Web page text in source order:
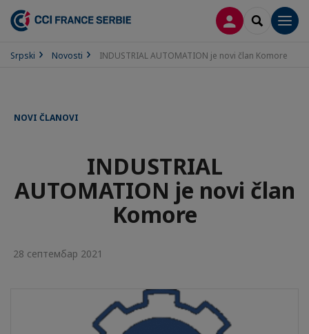
PRIJAVASEARCH
Srpski Novosti INDUSTRIAL AUTOMATION je novi član Komore
NOVI ČLANOVI
INDUSTRIAL
AUTOMATION je novi član
Komore
28 септембар 2021